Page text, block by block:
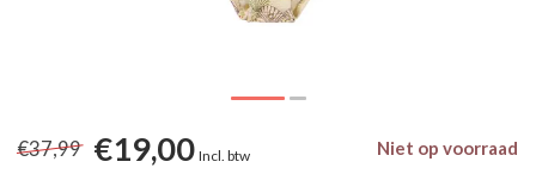
€37,99 €19,00 Incl. btw Niet op voorraad